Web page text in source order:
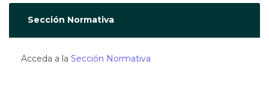
Sección Normativa
Acceda a la Sección Normativa